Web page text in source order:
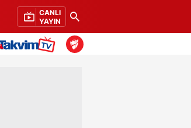
CANLI
YAYIN